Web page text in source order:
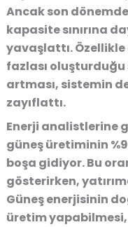
Ancak son
kapasite sınırına
yavaşlattı.
fazlası
artması, sistemin
zayıflattı.
Enerji analistlerine
güneş üretiminin
boşa gidiyor. Bu
gösterirken,
Güneş enerjisinin
üretim